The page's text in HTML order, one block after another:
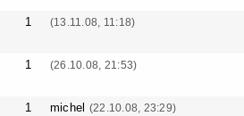
1 (13.11.08, 11:18)
1 (26.10.08, 21:53)
1 michel (22.10.08, 23:29)